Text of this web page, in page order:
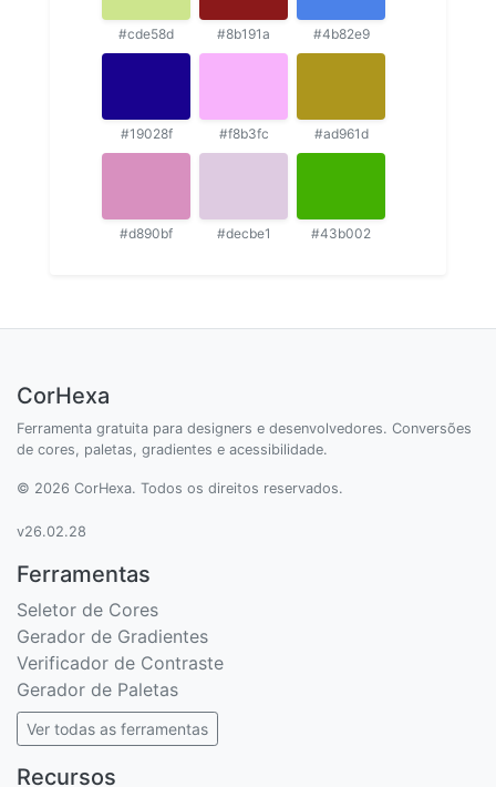
#cde58d #8b191a #4b82e9
#19028f #f8b3fc #ad961d
#d890bf #decbe1 #43b002
CorHexa
Ferramenta gratuita para designers e desenvolvedores. Conversões
de cores, paletas, gradientes e acessibilidade.
© 2026 CorHexa. Todos os direitos reservados.
v26.02.28
Ferramentas
Seletor de Cores
Gerador de Gradientes
Verificador de Contraste
Gerador de Paletas
Ver todas as ferramentas
Recursos